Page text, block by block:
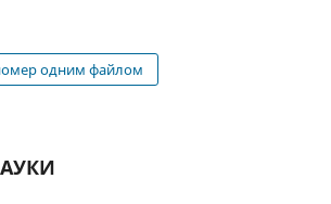
одним файлом